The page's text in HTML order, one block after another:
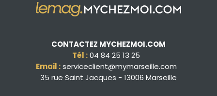
CONTACTEZ MYCHEZMOI.COM
Tél :04 84 25 13 25
Email : serviceclient@mymarseille.com
35 rue Saint Jacques - 13006 Marseille